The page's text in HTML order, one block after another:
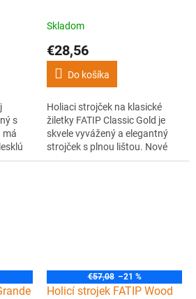
s
má
Skladom
€28,56
Do košíka
Holiaci strojček na klasické
žiletky FATIP Classic Gold je
skvele vyvážený a elegantný
strojček s plnou lištou. Nové
hlavice "Testina gentile" sú
€57,08 –21 %
Holicí strojek FATIP Wood